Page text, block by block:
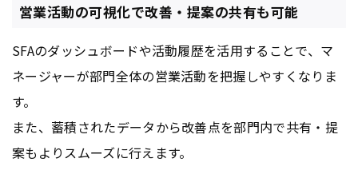
営業活動の可視化で改善・提案の共有も可能
SFAのダッシュボードや活動履歴を活用することで、マ
ネージャーが部門全体の営業活動を把握しやすくなりま
す。
また、蓄積されたデータから改善点を部門内で共有・提
案もよりスムーズに行えます。